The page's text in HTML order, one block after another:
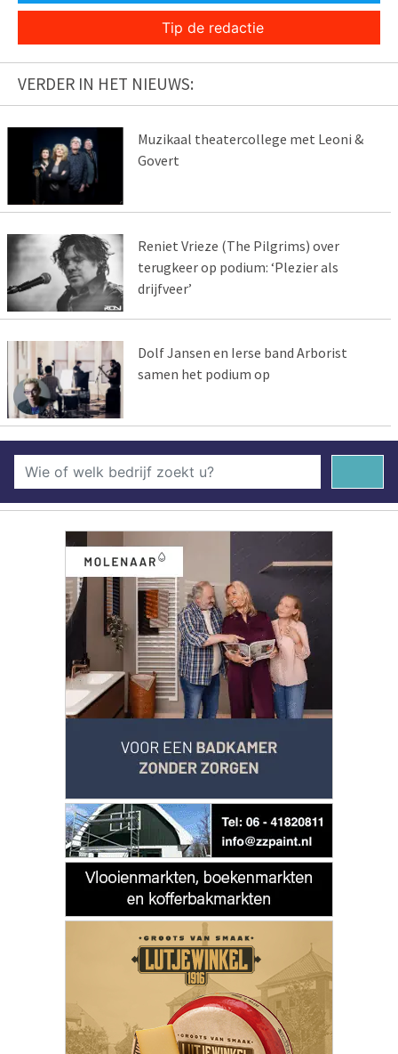
Tip de redactie
VERDER IN HET NIEUWS:
Muzikaal theatercollege met Leoni &
Govert
Reniet Vrieze (The Pilgrims) over
terugkeer op podium: ‘Plezier als
drijfveer’
Dolf Jansen en Ierse band Arborist
samen het podium op